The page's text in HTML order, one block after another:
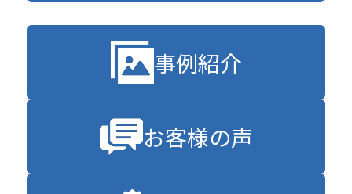
事例紹介
お客様の声